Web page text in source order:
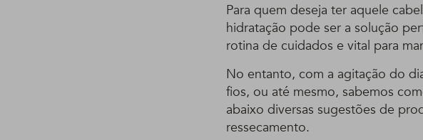
Para quem deseja ter aquele
hidratação pode ser a solução
rotina de cuidados e vital para
No entanto, com a agitação do
fios, ou até mesmo, sabemos
abaixo diversas sugestões de
ressecamento.